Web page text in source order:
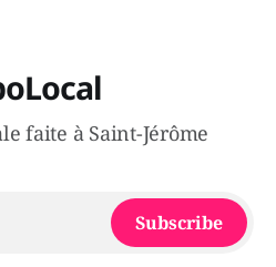
faite à Saint-Jérôme
Subscribe